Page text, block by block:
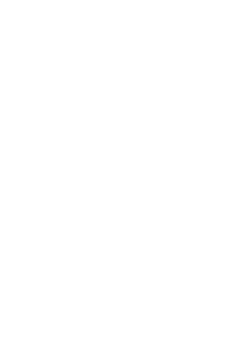
ICP证合字